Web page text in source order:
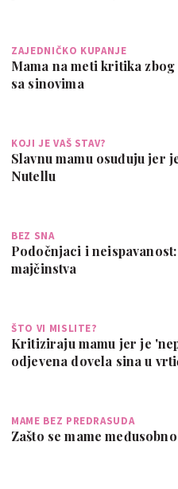
ZAJEDNIČKO KUPANJE
Mama na meti kritika
sa sinovima
KOJI JE VAŠ STAV?
Slavnu mamu osuđuju jer
Nutellu
BEZ SNA
Podočnjaci i
majčinstva
ŠTO VI MISLITE?
Kritiziraju mamu jer je
odjevena dovela sina u
MAME BEZ PREDRASUDA
Zašto se mame